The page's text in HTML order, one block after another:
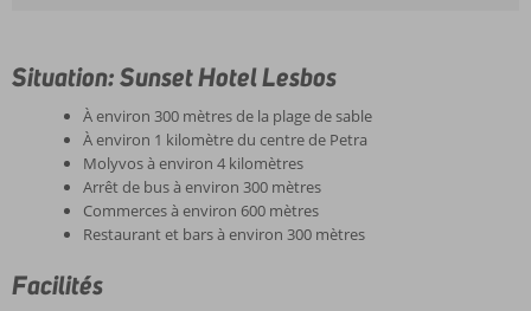
Situation: Sunset Hotel Lesbos
À environ 300 mètres de la plage de sable
À environ 1 kilomètre du centre de Petra
Molyvos à environ 4 kilomètres
Arrêt de bus à environ 300 mètres
Commerces à environ 600 mètres
Restaurant et bars à environ 300 mètres
Facilités